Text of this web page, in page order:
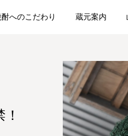
へのこだわり 蔵元案内